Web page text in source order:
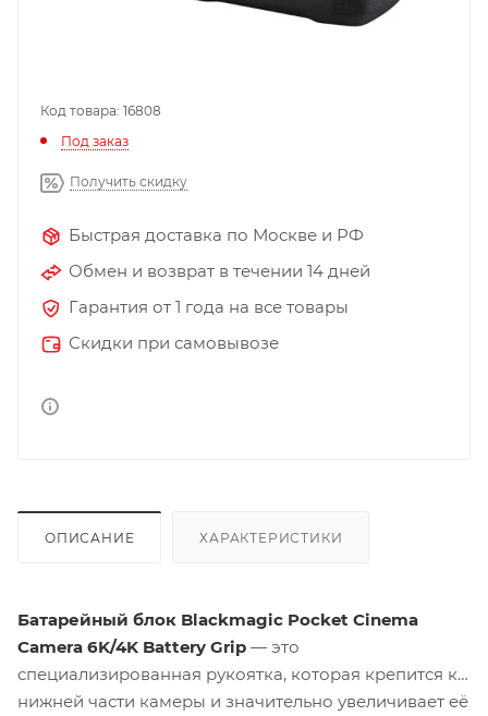
Код товара: 16808
Под заказ
Получить скидку
Быстрая доставка по Москве и РФ
Обмен и возврат в течении 14 дней
Гарантия от 1 года на все товары
Скидки при самовывозе
ОПИСАНИЕ ХАРАКТЕРИСТИКИ
Батарейный блок Blackmagic Pocket Cinema
Camera 6K/4K Battery Grip — это
специализированная рукоятка, которая крепится к
нижней части камеры и значительно увеличивает её